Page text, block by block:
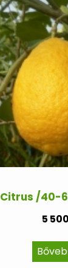
Citrus /40-
5